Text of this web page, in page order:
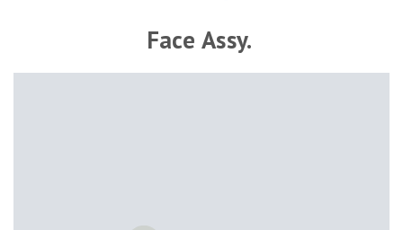
Face Assy.